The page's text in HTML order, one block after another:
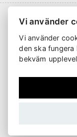
Frakt
Vi använder
Vi använder
den ska
bekväm